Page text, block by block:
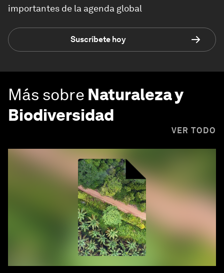
importantes de la agenda global
Suscríbete hoy
Más sobre Naturaleza y
Biodiversidad
VER TODO